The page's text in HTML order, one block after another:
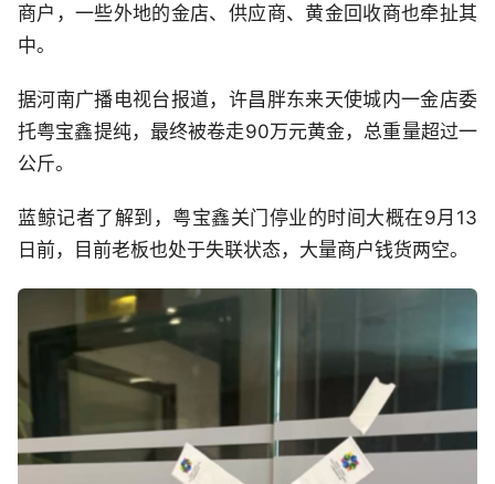
商户，一些外地的金店、供应商、黄金回收商也牵扯其
中。
据河南广播电视台报道，许昌胖东来天使城内一金店委
托粤宝鑫提纯，最终被卷走90万元黄金，总重量超过一
公斤。
蓝鲸记者了解到，粤宝鑫关门停业的时间大概在9月13
日前，目前老板也处于失联状态，大量商户钱货两空。